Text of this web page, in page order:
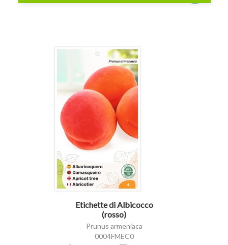
Etichette di Albicocco
(rosso)
Prunus armeniaca
0004FMEC0